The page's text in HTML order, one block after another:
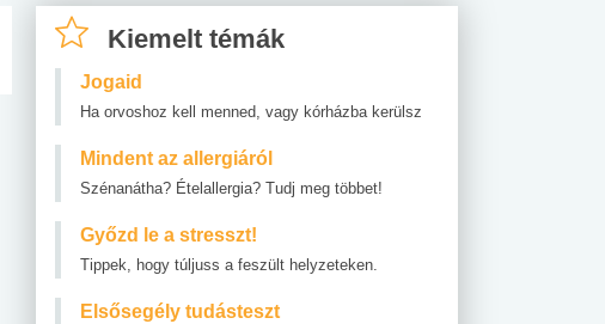
Kiemelt témák
Jogaid
Ha orvoshoz kell menned, vagy kórházba kerülsz
Mindent az allergiáról
Szénanátha? Ételallergia? Tudj meg többet!
Győzd le a stresszt!
Tippek, hogy túljuss a feszült helyzeteken.
Elsősegély tudásteszt